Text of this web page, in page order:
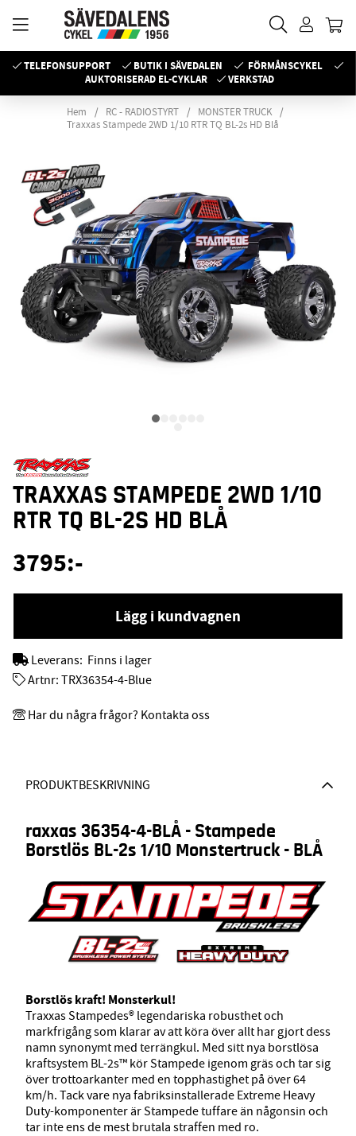
TELEFONSUPPORT BUTIK I SÄVEDALEN
FÖRMÅNSCYKEL
AUKTORISERAD EL-CYKLAR
VERKSTAD
Hem RC - RADIOSTYRT
MONSTER TRUCK
Traxxas Stampede 2WD 1/10 RTR TQ BL-2s HD Blå
PRODUKTBESKRIVNING
raxxas 36354-4-BLÅ - Stampede
Borstlös BL-2s 1/10 Monstertruck - BLÅ
Borstlös kraft! Monsterkul!
Traxxas Stampedes® legendariska robusthet och
markfrigång som klarar av att köra över allt har gjort dess
namn synonymt med terrängkul. Med sitt nya borstlösa
kraftsystem BL-2s™ kör Stampede igenom gräs och tar sig
över trottoarkanter med en topphastighet på över 64
km/h. Tack vare nya fabriksinstallerade Extreme Heavy
Duty-komponenter är Stampede tuffare än någonsin och
tar inte ens de mest brutala straffen med ro.
TRAXXAS STAMPEDE 2WD 1/10
RTR TQ BL-2S HD BLÅ
3795:-
Lägg i kundvagnen
Leverans: Finns i lager
Artnr: TRX36354-4-Blue
Har du några frågor? Kontakta oss